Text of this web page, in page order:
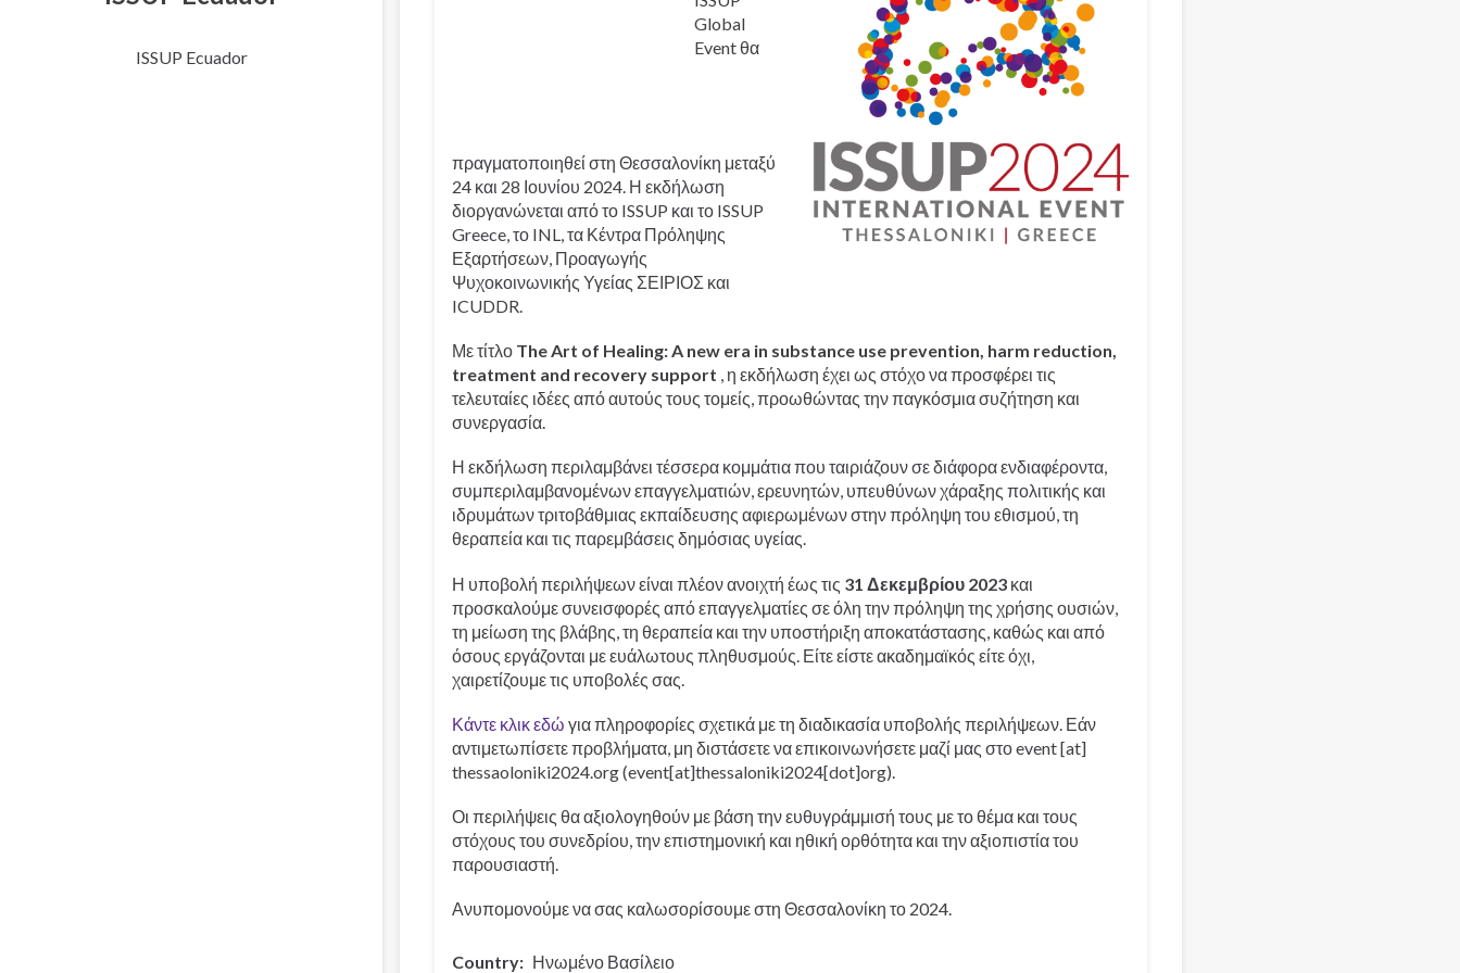
ISSUP Ecuador
Global
Event θα
πραγματοποιηθεί στη Θεσσαλονίκη μεταξύ
24 και 28 Ιουνίου 2024. Η εκδήλωση
διοργανώνεται από το ISSUP και το ISSUP
Greece, το INL, τα Κέντρα Πρόληψης
Εξαρτήσεων, Προαγωγής
Ψυχοκοινωνικής Υγείας ΣΕΙΡΙΟΣ και
ICUDDR.
Με τίτλο The Art of Healing: A new era in substance use prevention, harm reduction,
treatment and recovery support , η εκδήλωση έχει ως στόχο να προσφέρει τις
τελευταίες ιδέες από αυτούς τους τομείς, προωθώντας την παγκόσμια συζήτηση και
συνεργασία.
Η εκδήλωση περιλαμβάνει τέσσερα κομμάτια που ταιριάζουν σε διάφορα ενδιαφέροντα,
συμπεριλαμβανομένων επαγγελματιών, ερευνητών, υπευθύνων χάραξης πολιτικής και
ιδρυμάτων τριτοβάθμιας εκπαίδευσης αφιερωμένων στην πρόληψη του εθισμού, τη
θεραπεία και τις παρεμβάσεις δημόσιας υγείας.
Η υποβολή περιλήψεων είναι πλέον ανοιχτή έως τις 31 Δεκεμβρίου 2023 και
προσκαλούμε συνεισφορές από επαγγελματίες σε όλη την πρόληψη της χρήσης ουσιών,
τη μείωση της βλάβης, τη θεραπεία και την υποστήριξη αποκατάστασης, καθώς και από
όσους εργάζονται με ευάλωτους πληθυσμούς. Είτε είστε ακαδημαϊκός είτε όχι,
χαιρετίζουμε τις υποβολές σας.
Κάντε κλικ εδώ για πληροφορίες σχετικά με τη διαδικασία υποβολής περιλήψεων. Εάν
αντιμετωπίσετε προβλήματα, μη διστάσετε να επικοινωνήσετε μαζί μας στοevent[at]
thessaoloniki2024org(event[at]thessaloniki2024[dot]org)
Οι περιλήψεις θα αξιολογηθούν με βάση την ευθυγράμμισή τους με το θέμα και τους
στόχους του συνεδρίου, την επιστημονική και ηθική ορθότητα και την αξιοπιστία του
παρουσιαστή.
Ανυπομονούμε να σας καλωσορίσουμε στη Θεσσαλονίκη το 2024.
Country Ηνωμένο Βασίλειο